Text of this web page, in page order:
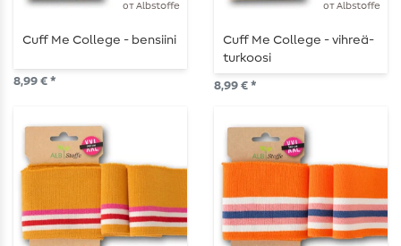
от Albstoffe
Cuff Me College - bensiini
8,99 € *
от Albstoffe
Cuff Me College - vihreä-
turkoosi
8,99 € *